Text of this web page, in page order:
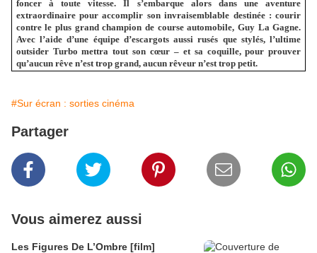
foncer à toute vitesse. Il s’embarque alors dans une aventure
extraordinaire pour accomplir son invraisemblable destinée : courir
contre le plus grand champion de course automobile, Guy La Gagne.
Avec l’aide d’une équipe d’escargots aussi rusés que stylés, l’ultime
outsider Turbo mettra tout son cœur – et sa coquille, pour prouver
qu’aucun rêve n’est trop grand, aucun rêveur n’est trop petit.
#Sur écran : sorties cinéma
Partager
Vous aimerez aussi
Les Figures De L’Ombre [film]